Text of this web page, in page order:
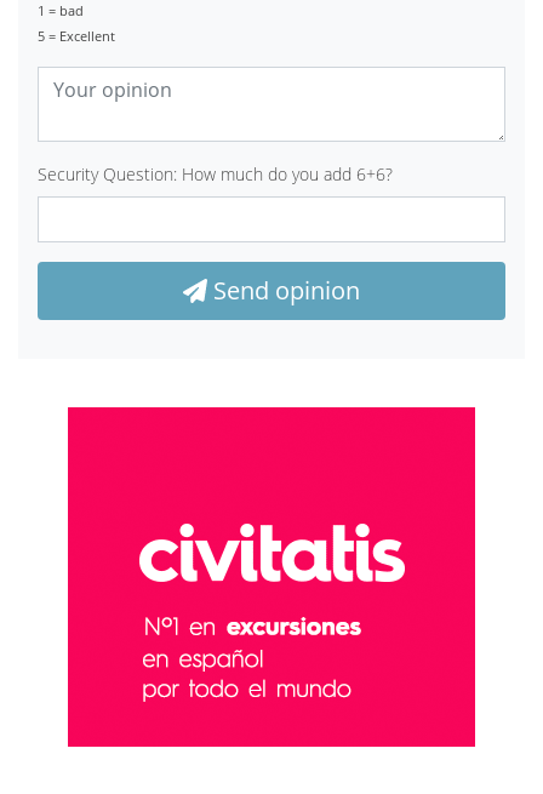
1 = bad
5 = Excellent
Security Question: How much do you add 6+6?
Send opinion